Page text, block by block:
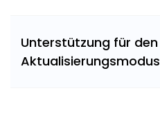
Unterstützung für den
Aktualisierungsmodus